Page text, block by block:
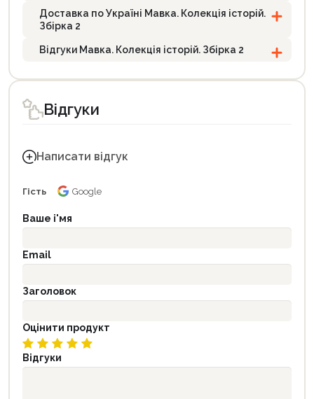
Доставка по Україні Мавка. Колекція історій.
Збірка 2
Відгуки Мавка. Колекція історій. Збірка 2
Відгуки
Написати відгук
Гість Google
Ваше і'мя
Email
Заголовок
Оцінити продукт
Відгуки